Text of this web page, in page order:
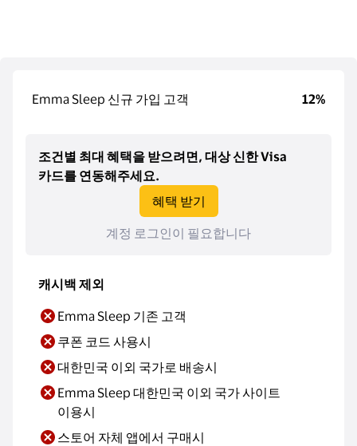
12%
Emma Sleep 신규 가입 고객
조건별 최대 혜택을 받으려면, 대상 신한 Visa
카드를 연동해주세요.
혜택 받기
계정 로그인이 필요합니다
캐시백 제외
Emma Sleep 기존 고객
쿠폰 코드 사용시
대한민국 이외 국가로 배송시
Emma Sleep 대한민국 이외 국가 사이트
이용시
스토어 자체 앱에서 구매시